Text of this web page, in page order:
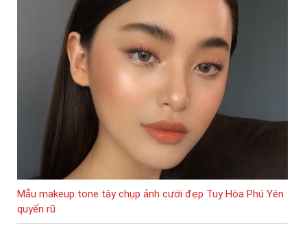
Mẫu makeup tone tây chụp ảnh cưới đẹp Tuy Hòa Phú Yên
quyến rũ